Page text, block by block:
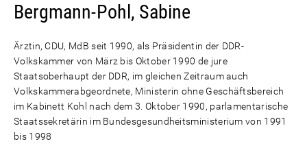
Bergmann-Pohl, Sabine
Ärztin, CDU, MdB seit 1990, als Präsidentin der DDR-
Volkskammer von März bis Oktober 1990 de jure
Staatsoberhaupt der DDR, im gleichen Zeitraum auch
Volkskammerabgeordnete, Ministerin ohne Geschäftsbereich
im Kabinett Kohl nach dem 3. Oktober 1990, parlamentarische
Staatssekretärin im Bundesgesundheitsministerium von 1991
bis 1998